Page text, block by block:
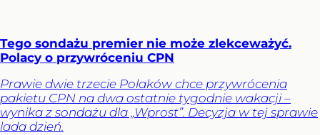
Tego sondażu premier nie może zlekceważyć.
Polacy o przywróceniu CPN
Prawie dwie trzecie Polaków chce przywrócenia
pakietu CPN na dwa ostatnie tygodnie wakacji –
wynika z sondażu dla „Wprost”. Decyzja w tej sprawie
lada dzień.